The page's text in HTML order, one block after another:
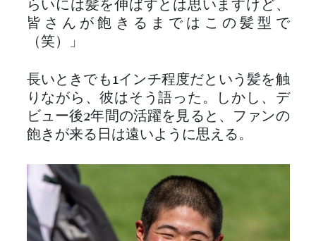
らいには髪を伸ばすとは思いますけど、
皆さんが飽きるまではこの髪型で
（笑）」
長いときでも1インチ程度だという髪を触
りながら、彼はそう語った。しかし、デ
ビュー後2年間の活躍を見ると、ファンの
飽きが来る日は遠いように思える。